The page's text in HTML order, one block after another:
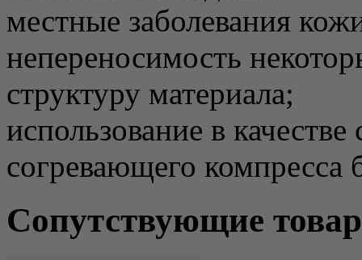
местные заболевания
непереносимость
структуру материала;
использование в
согревающего компресса
Сопутствующие